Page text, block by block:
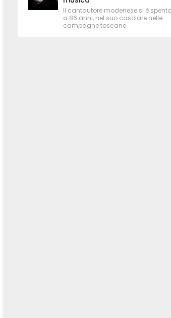
Il cantautore modenese si è spento
a 86 anni, nel suo casolare nelle
campagne toscane